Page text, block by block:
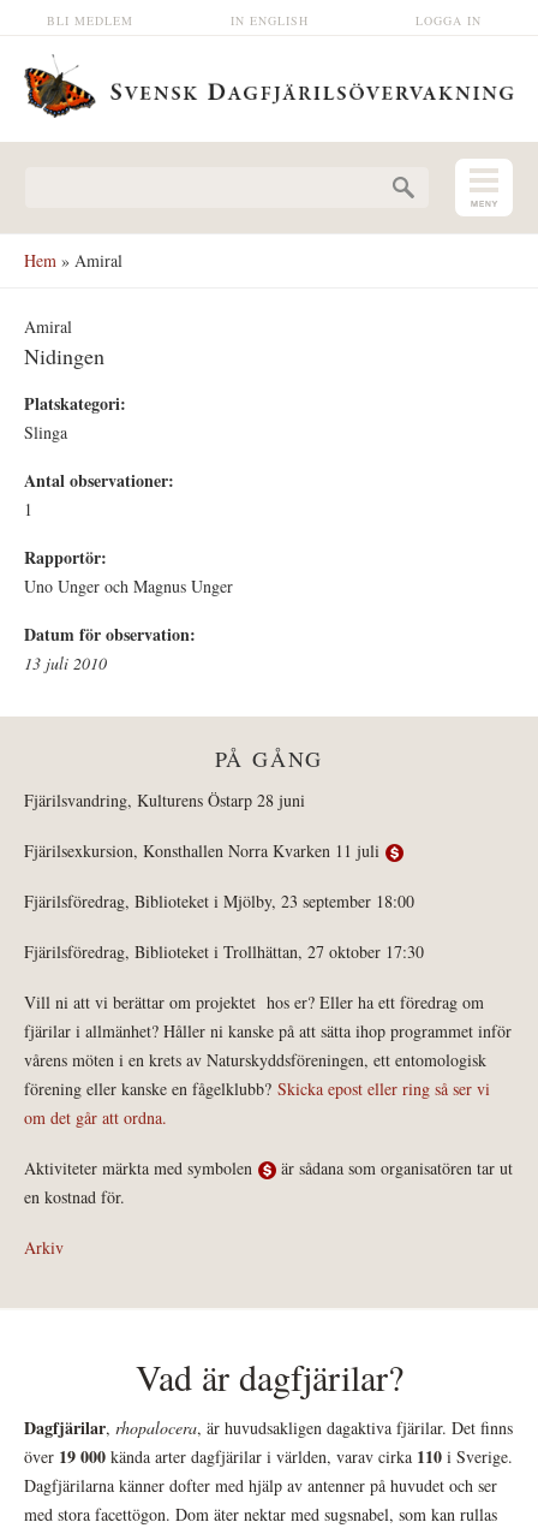
Hoppa till huvudinnehåll LOGGA IN
IN ENGLISH
BLI MEDLEM
Hem » Amiral
Amiral
Nidingen
Platskategori:
Slinga
Antal observationer:
1
Rapportör:
Uno Unger och Magnus Unger
Datum för observation:
13 juli 2010
PÅ GÅNG
Fjärilsvandring, Kulturens Östarp 28 juni
Fjärilsexkursion, Konsthallen Norra Kvarken 11 juli
Fjärilsföredrag, Biblioteket i Mjölby, 23 september 18:00
Fjärilsföredrag, Biblioteket i Trollhättan, 27 oktober 17:30
Vill ni att vi berättar om projektet hos er? Eller ha ett föredrag om
fjärilar i allmänhet? Håller ni kanske på att sätta ihop programmet inför
vårens möten i en krets av Naturskyddsföreningen, ett entomologisk
förening eller kanske en fågelklubb? Skicka epost eller ring så ser vi
om det går att ordna.
Aktiviteter märkta med symbolen
är sådana som organisatören tar ut
en kostnad för.
Arkiv
Vad är dagfjärilar?
Dagfjärilar, rhopalocera, är huvudsakligen dagaktiva fjärilar. Det finns
över 19 000 kända arter dagfjärilar i världen, varav cirka 110 i Sverige.
Dagfjärilarna känner dofter med hjälp av antenner på huvudet och ser
med stora facettögon. Dom äter nektar med sugsnabel, som kan rullas